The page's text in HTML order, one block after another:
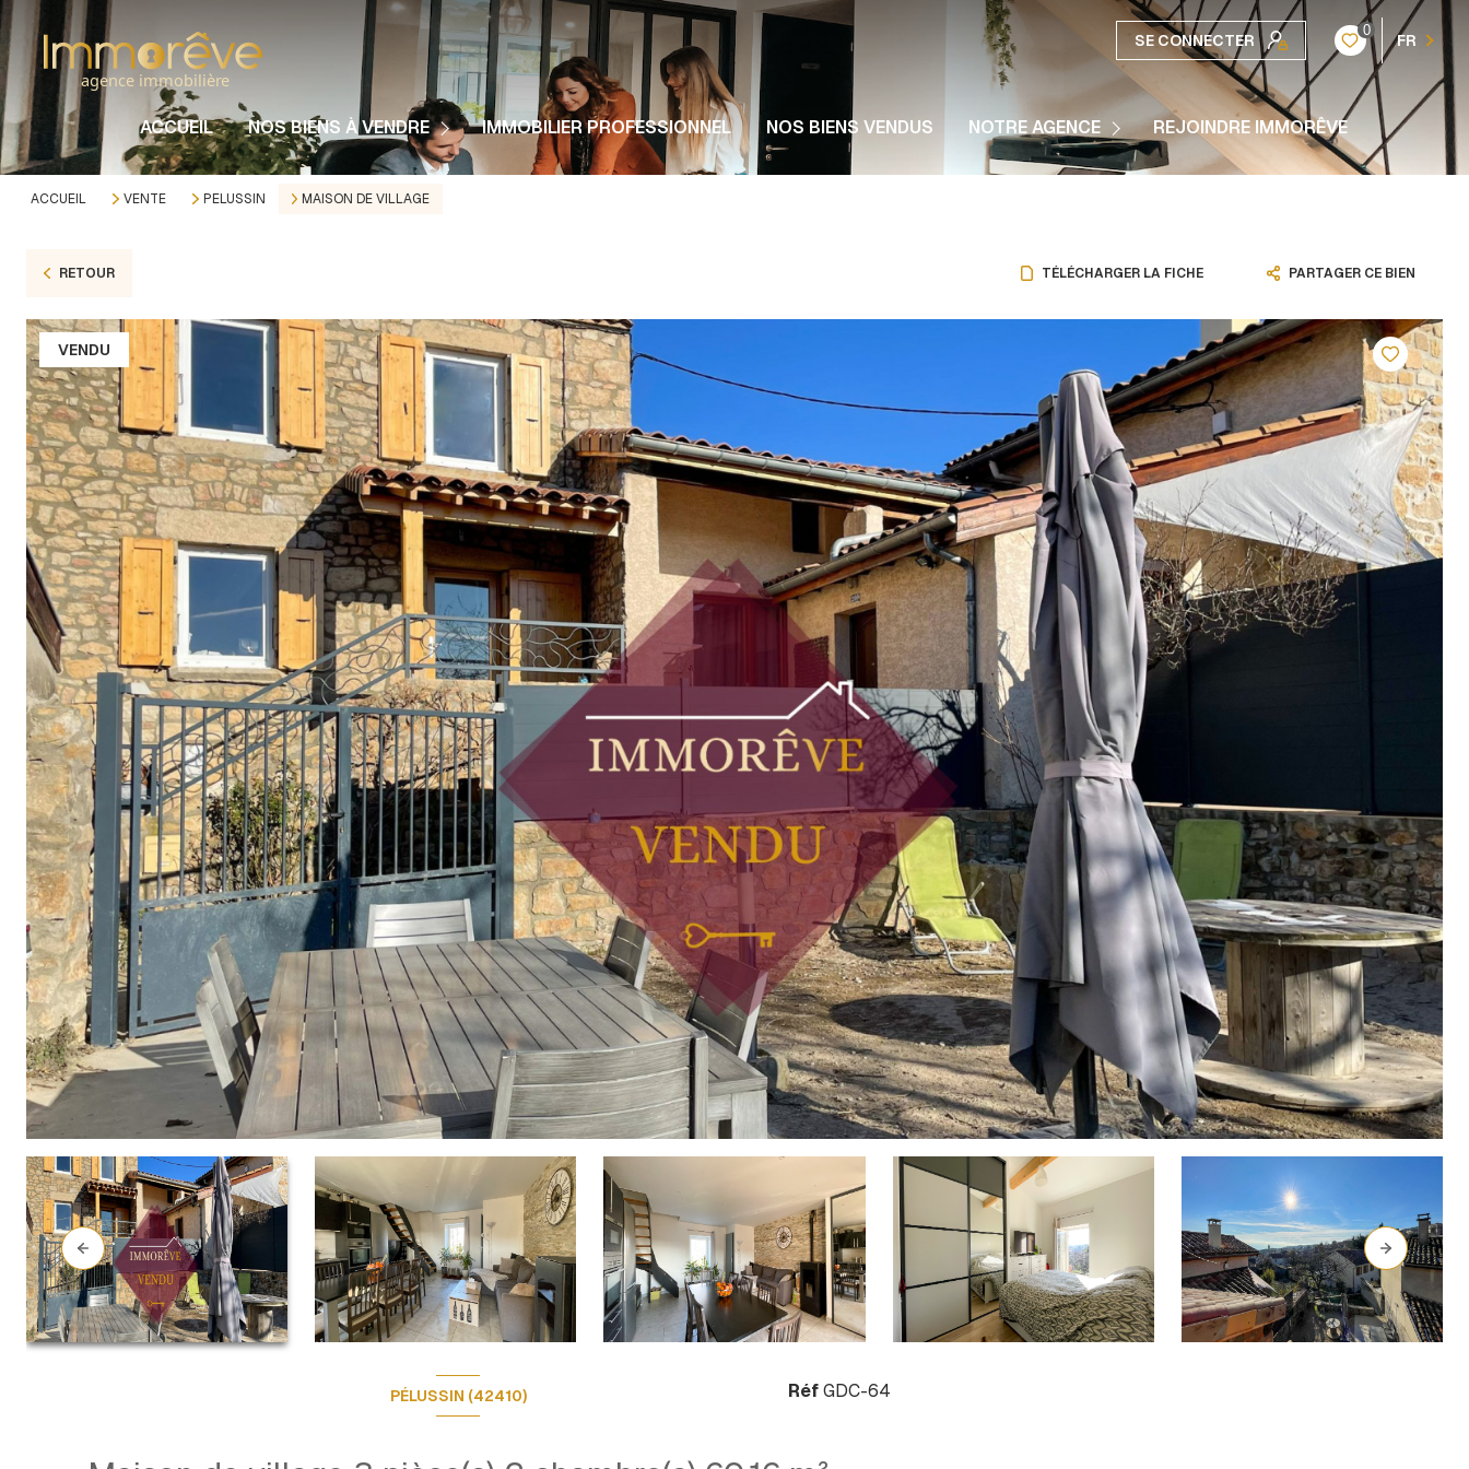
SE CONNECTER
0
FR
ACCUEIL NOS BIENS À VENDRE
Nos Maisons
Nos Appartements
Nos Immeubles
Nos Terrains
IMMOBILIER PROFESSIONNEL NOS BIENS VENDUS NOTRE AGENCE
Notre Histoire
Nos Partenaires
REJOINDRE IMMORÊVE
ACCUEIL VENTE PELUSSIN MAISON DE VILLAGE
RETOUR TÉLÉCHARGER LA FICHE PARTAGER CE BIEN
VENDU
PÉLUSSIN (42410) RéfGDC-64